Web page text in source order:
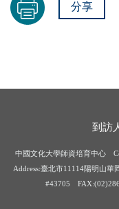
分享
到訪
中國文化大學師資培育中心
Address:臺北市11114陽明山
#43705